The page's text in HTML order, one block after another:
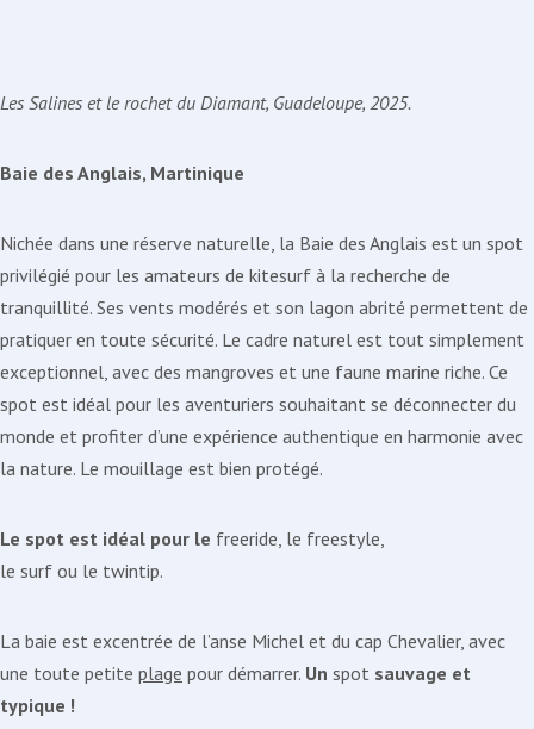
Les Salines et le rochet du Diamant, Guadeloupe, 2025.
Baie des Anglais, Martinique
Nichée dans une réserve naturelle, la Baie des Anglais est un spot
privilégié pour les amateurs de kitesurf à la recherche de
tranquillité. Ses vents modérés et son lagon abrité permettent de
pratiquer en toute sécurité. Le cadre naturel est tout simplement
exceptionnel, avec des mangroves et une faune marine riche. Ce
spot est idéal pour les aventuriers souhaitant se déconnecter du
monde et profiter d’une expérience authentique en harmonie avec
la nature. Le mouillage est bien protégé.
Le spot est idéal pour le freeride, le freestyle,
le surf ou le twintip.
La baie est excentrée de l’anse Michel et du cap Chevalier, avec
une toute petite plage pour démarrer. Un spot sauvage et
typique !